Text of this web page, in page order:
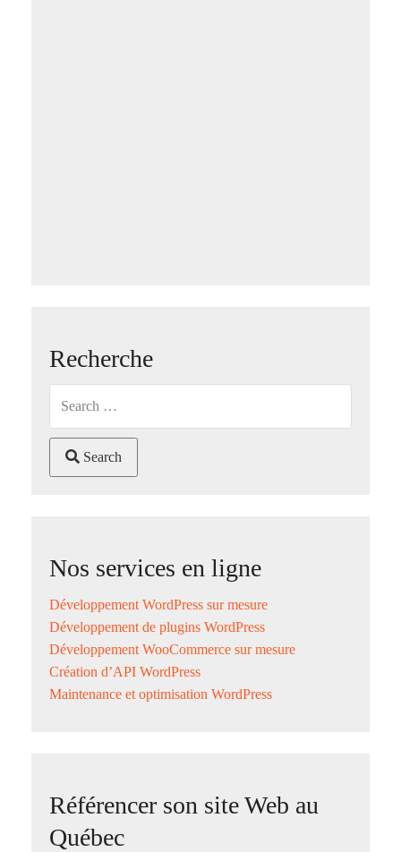
Recherche
Search
Nos services en ligne
Développement WordPress sur mesure
Développement de plugins WordPress
Développement WooCommerce sur mesure
Création d’API WordPress
Maintenance et optimisation WordPress
Référencer son site Web au
Québec